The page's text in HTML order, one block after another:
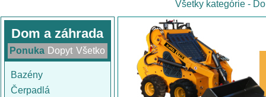
Všetky kategórie -
Dom a záhrada
Ponuka Dopyt Všetko
Bazény
Čerpadlá